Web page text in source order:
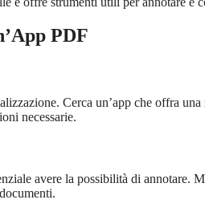
PDF
Cerca un’app che offra
necessarie.
avere la possibilità di annotare.